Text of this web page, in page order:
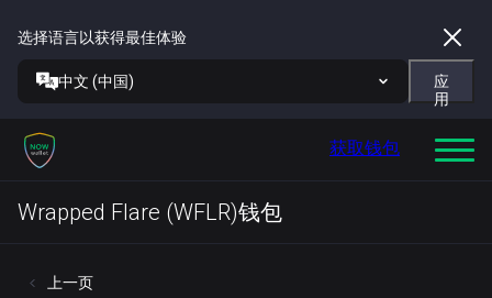
选择语言以获得最佳体验
中文 (中国)
应
用
获取钱包
Wrapped Flare (WFLR)钱包
上一页